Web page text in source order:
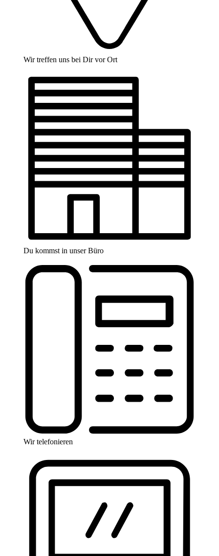
Wir treffen uns bei Dir vor Ort
Du kommst in unser Büro
Wir telefonieren